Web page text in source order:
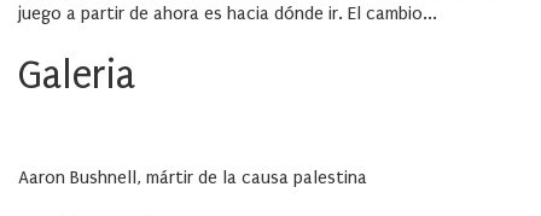
juego a partir de ahora es hacia dónde ir. El cambio...
Galeria
Aaron Bushnell, mártir de la causa palestina